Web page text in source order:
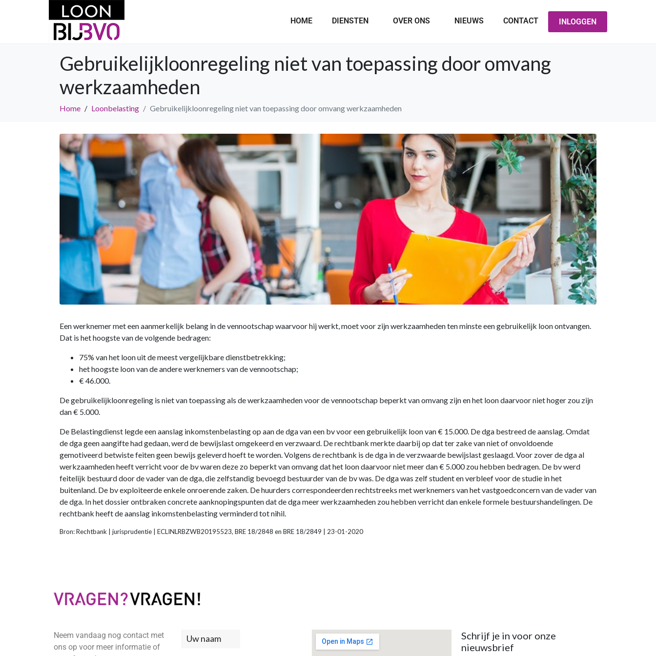
HOME DIENSTEN OVER ONS NIEUWS CONTACT INLOGGEN
Gebruikelijkloonregeling niet van toepassing door omvang
werkzaamheden
Home Loonbelasting Gebruikelijkloonregeling niet van toepassing door omvang werkzaamheden
Een werknemer met een aanmerkelijk belang in de vennootschap waarvoor hij werkt, moet voor zijn werkzaamheden ten minste een gebruikelijk loon ontvangen.
Dat is het hoogste van de volgende bedragen:
75% van het loon uit de meest vergelijkbare dienstbetrekking;
het hoogste loon van de andere werknemers van de vennootschap;
€ 46.000.
De gebruikelijkloonregeling is niet van toepassing als de werkzaamheden voor de vennootschap beperkt van omvang zijn en het loon daarvoor niet hoger zou zijn
dan € 5.000.
De Belastingdienst legde een aanslag inkomstenbelasting op aan de dga van een bv voor een gebruikelijk loon van € 15.000. De dga bestreed de aanslag. Omdat
de dga geen aangifte had gedaan, werd de bewijslast omgekeerd en verzwaard. De rechtbank merkte daarbij op dat ter zake van niet of onvoldoende
gemotiveerd betwiste feiten geen bewijs geleverd hoeft te worden. Volgens de rechtbank is de dga in de verzwaarde bewijslast geslaagd. Voor zover de dga al
werkzaamheden heeft verricht voor de bv waren deze zo beperkt van omvang dat het loon daarvoor niet meer dan € 5.000 zou hebben bedragen. De bv werd
feitelijk bestuurd door de vader van de dga, die zelfstandig bevoegd bestuurder van de bv was. De dga was zelf student en verbleef voor de studie in het
buitenland. De bv exploiteerde enkele onroerende zaken. De huurders correspondeerden rechtstreeks met werknemers van het vastgoedconcern van de vader van
de dga. In het dossier ontbraken concrete aanknopingspunten dat de dga meer werkzaamheden zou hebben verricht dan enkele formele bestuurshandelingen. De
rechtbank heeft de aanslag inkomstenbelasting verminderd tot nihil.
Bron: Rechtbank | jurisprudentie | ECLINLRBZWB20195523, BRE 18/2848 en BRE 18/2849 | 23-01-2020
Neem vandaag nog contact met
ons op voor meer informatie of
Neem
Schrijf je in voor onze
nieuwsbrief